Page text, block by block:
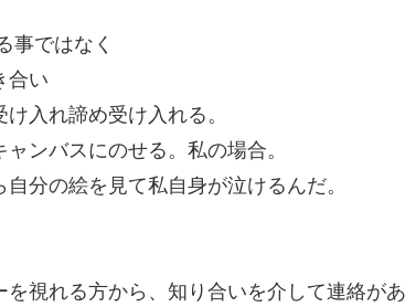
事ではなく
合い
入れ諦め受け入れる。
ンバスにのせる。私の場合。
分の絵を見て私自身が泣けるんだ。
視れる方から、知り合いを介して連絡があ